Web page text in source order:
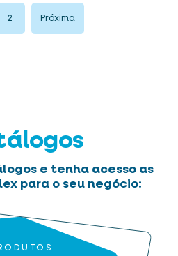
2 Próxima
e tenha acesso as
para o seu negócio: